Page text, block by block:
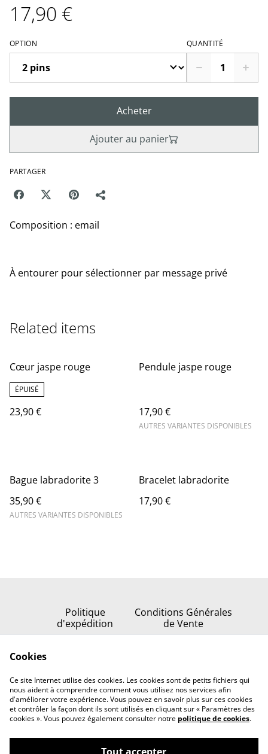
17,90 €
OPTION QUANTITÉ
Acheter
Ajouter au panier
PARTAGER
Composition : email
À entourer pour sélectionner par message privé
Related items
Cœur jaspe rouge
ÉPUISÉ
23,90 €
Pendule jaspe rouge
17,90 €
AUTRES VARIANTES DISPONIBLES
Bague labradorite 3
35,90 €
AUTRES VARIANTES DISPONIBLES
Bracelet labradorite
17,90 €
Politique
d'expédition
Conditions Générales
de Vente
Nous contacter
Cookies
Ce site Internet utilise des cookies. Les cookies sont de petits fichiers qui
nous aident à comprendre comment vous utilisez nos services afin
d'améliorer votre expérience. Vous pouvez en savoir plus sur ces cookies
et contrôler la façon dont ils sont utilisés en cliquant sur « Paramètres des
cookies ». Vous pouvez également consulter notre politique de cookies.